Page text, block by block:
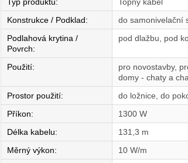
Konstrukce / Podklad:
do samonivelační
Podlahová krytina /
Povrch:
pod dlažbu, pod
Použití:
pro novostavby,
domy - chaty a
Prostor použití:
do ložnice, do
Příkon:
1300 W
Délka kabelu:
131,3 m
Měrný výkon:
10 W/m